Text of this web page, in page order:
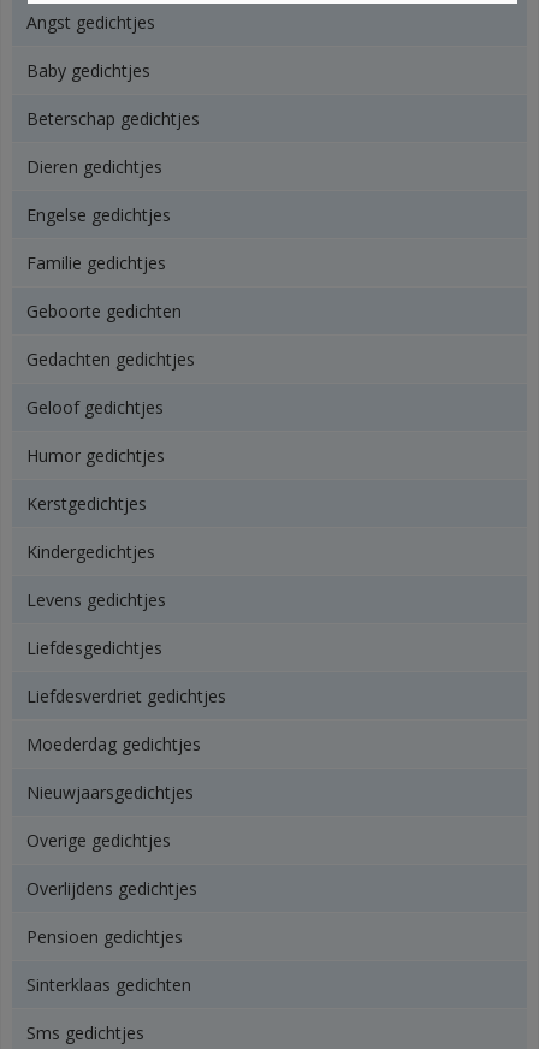
Angst gedichtjes
Baby gedichtjes
Beterschap gedichtjes
Dieren gedichtjes
Engelse gedichtjes
Familie gedichtjes
Geboorte gedichten
Gedachten gedichtjes
Geloof gedichtjes
Humor gedichtjes
Kerstgedichtjes
Kindergedichtjes
Levens gedichtjes
Liefdesgedichtjes
Liefdesverdriet gedichtjes
Moederdag gedichtjes
Nieuwjaarsgedichtjes
Overige gedichtjes
Overlijdens gedichtjes
Pensioen gedichtjes
Sinterklaas gedichten
Sms gedichtjes